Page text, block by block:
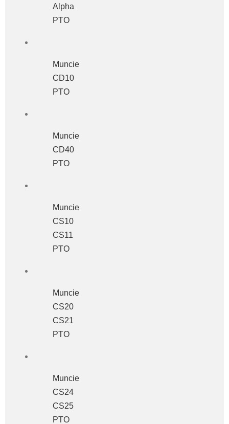
Alpha
PTO
Muncie
CD10
PTO
Muncie
CD40
PTO
Muncie
CS10
CS11
PTO
Muncie
CS20
CS21
PTO
Muncie
CS24
CS25
PTO